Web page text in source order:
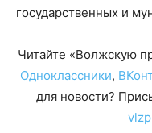
государственных и
Читайте «Волжскую
Одноклассники,
для новости?